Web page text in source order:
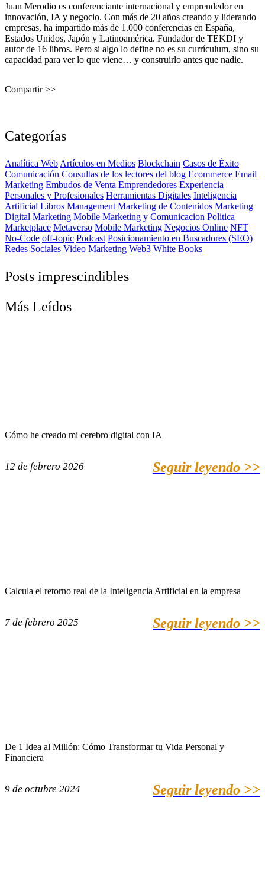
Juan Merodio es conferenciante internacional y emprendedor en
innovación, IA y negocio. Con más de 20 años creando y liderando
empresas, ha impartido más de 1.000 conferencias en España,
Estados Unidos, Japón y Latinoamérica. Fundador de TEKDI y
autor de 16 libros. Pero si algo lo define no es su currículum, sino su
capacidad para ver lo que viene… y construirlo antes que nadie.
Compartir >>
Categorías
Analítica Web Artículos en Medios Blockchain Casos de Éxito
Comunicación Consultas de los lectores del blog Ecommerce Email
Marketing Embudos de Venta Emprendedores Experiencia
Personales y Profesionales Herramientas Digitales Inteligencia
Artificial Libros Management Marketing de Contenidos Marketing
Digital Marketing Mobile Marketing y Comunicacion Politica
Marketplace Metaverso Mobile Marketing Negocios Online NFT
No-Code off-topic Podcast Posicionamiento en Buscadores (SEO)
Redes Sociales Video Marketing Web3 White Books
Posts imprescindibles
Más Leídos
Cómo he creado mi cerebro digital con IA
12 de febrero 2026 Seguir leyendo >>
Calcula el retorno real de la Inteligencia Artificial en la empresa
7 de febrero 2025 Seguir leyendo >>
De 1 Idea al Millón: Cómo Transformar tu Vida Personal y
Financiera
9 de octubre 2024 Seguir leyendo >>